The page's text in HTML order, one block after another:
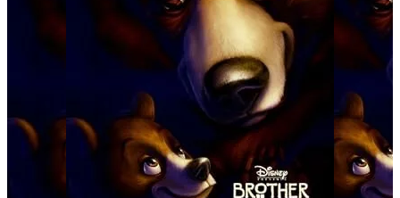
💼 B2B & Presse
📊 Media Kit & Reichweite
🏆 Referenzen & Cases
🌟 Mitglied von InsidEars
✉️ Kooperationsanfragen